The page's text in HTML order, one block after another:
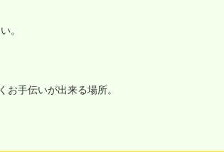
。
手伝いが出来る場所。